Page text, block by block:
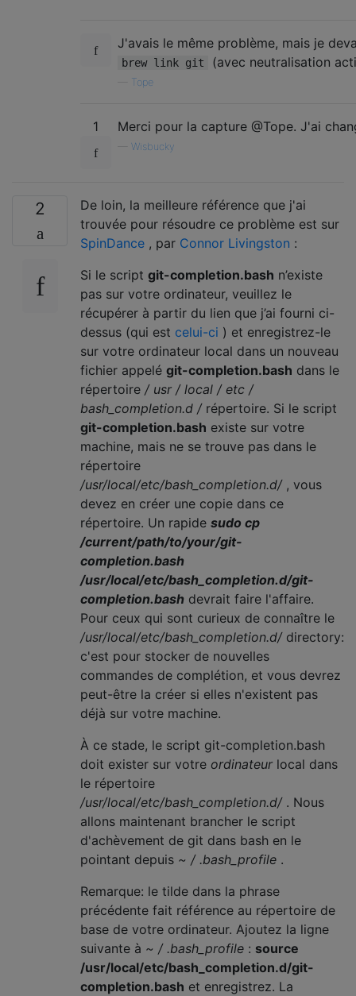
J'avais le même problème, mais je
brew link git (avec neutralisation
Tope
1 Merci pour la capture @Tope. J'ai
Wisbucky
2
De loin, la meilleure référence que j'ai
trouvée pour résoudre ce problème est sur
SpinDance , par Connor Livingston :
Si le script git-completion.bash n’existe
pas sur votre ordinateur, veuillez le
récupérer à partir du lien que j’ai fourni ci-
dessus (qui est celui-ci ) et enregistrez-le
sur votre ordinateur local dans un nouveau
fichier appelé git-completion.bash dans le
répertoire / usr / local / etc /
bash_completion.d /répertoire. Si le script
git-completion.bash existe sur votre
machine, mais ne se trouve pas dans le
répertoire
/usr/local/etc/bash_completion.d/, vous
devez en créer une copie dans ce
répertoire. Un rapide sudo cp
/current/path/to/your/git-
completion.bash
/usr/local/etc/bash_completion.d/git-
completion.bash devrait faire l'affaire.
Pour ceux qui sont curieux de connaître le
/usr/local/etc/bash_completion.d/directory:
c'est pour stocker de nouvelles
commandes de complétion, et vous devrez
peut-être la créer si elles n'existent pas
déjà sur votre machine.
À ce stade, le script git-completion.bash
doit exister sur votre ordinateur local dans
le répertoire
/usr/local/etc/bash_completion.d/. Nous
allons maintenant brancher le script
d'achèvement de git dans bash en le
pointant depuis ~ / .bash_profile .
Remarque: le tilde dans la phrase
précédente fait référence au répertoire de
base de votre ordinateur. Ajoutez la ligne
suivante à ~ / .bash_profile : source
/usr/local/etc/bash_completion.d/git-
completion.bash et enregistrez. La